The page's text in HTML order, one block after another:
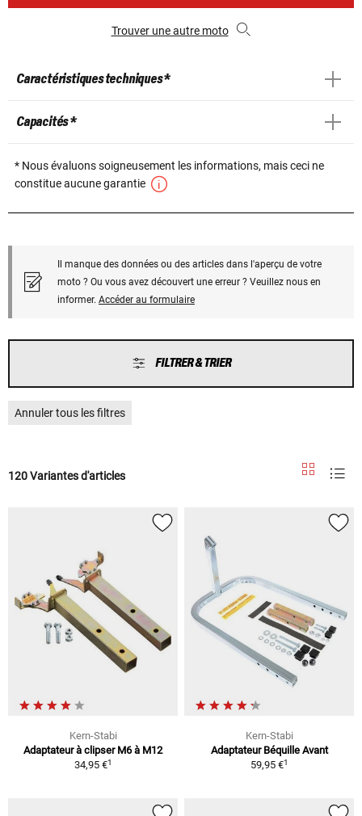
Trouver une autre moto
Caractéristiques techniques *
Capacités *
* Nous évaluons soigneusement les informations, mais ceci ne
constitue aucune garantie
Il manque des données ou des articles dans l'aperçu de votre
moto ? Ou vous avez découvert une erreur ? Veuillez nous en
informer. Accéder au formulaire
FILTRER & TRIER
Annuler tous les filtres
120 Variantes d'articles
Kern-Stabi
Adaptateur à clipser M6 à M12
34,95 €1
Kern-Stabi
Adaptateur Béquille Avant
59,95 €1